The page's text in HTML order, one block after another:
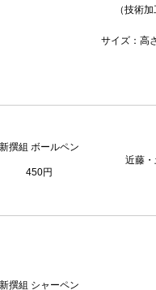
（技術
サイズ：高
新撰組 ボールペン
450円
近藤
新撰組 シャーペン